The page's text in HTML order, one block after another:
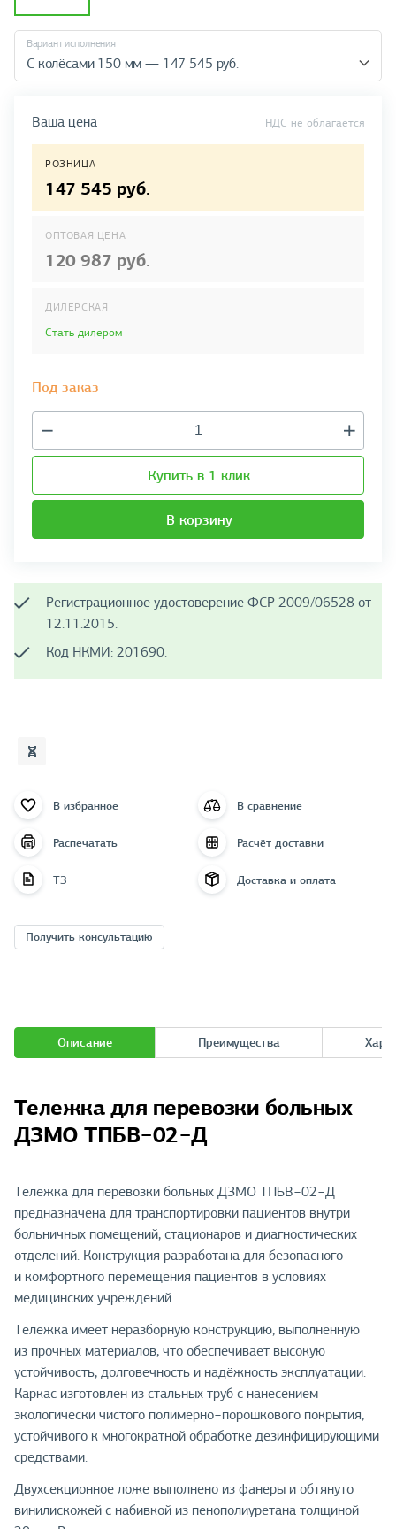
Вариант исполнения
С колёсами 150 мм — 147 545 руб.
Ваша цена НДС не облагается
РОЗНИЦА
147 545 руб.
ОПТОВАЯ ЦЕНА
120 987 руб.
ДИЛЕРСКАЯ
Стать дилером
Под заказ
Купить в 1 клик
В корзину
Регистрационное удостоверение ФСР 2009/06528 от
12.11.2015.
Код НКМИ: 201690.
В избранное В сравнение
Распечатать Расчёт доставки
ТЗ Доставка и оплата
Получить консультацию
Описание Преимущества
Тележка для перевозки больных
ДЗМО ТПБВ−02−Д
Тележка для перевозки больных ДЗМО ТПБВ−02−Д
предназначена для транспортировки пациентов внутри
больничных помещений, стационаров и диагностических
отделений. Конструкция разработана для безопасного
и комфортного перемещения пациентов в условиях
медицинских учреждений.
Тележка имеет неразборную конструкцию, выполненную
из прочных материалов, что обеспечивает высокую
устойчивость, долговечность и надёжность эксплуатации.
Каркас изготовлен из стальных труб с нанесением
экологически чистого полимерно−порошкового покрытия,
устойчивого к многократной обработке дезинфицирующими
средствами.
Двухсекционное ложе выполнено из фанеры и обтянуто
винилискожей с набивкой из пенополиуретана толщиной